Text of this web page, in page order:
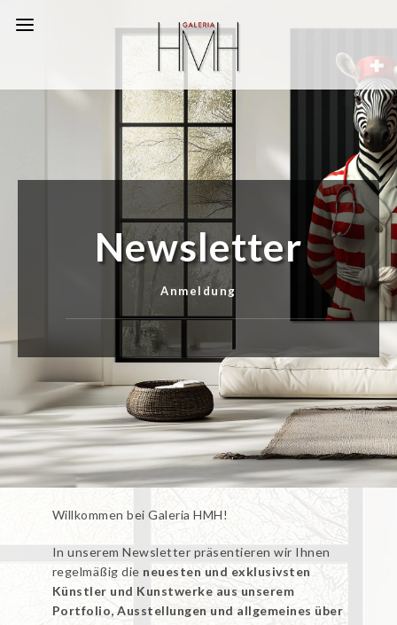
Newsletter
Anmeldung
Willkommen bei Galeria HMH!
In unserem Newsletter präsentieren wir Ihnen
regelmäßig die neuesten und exklusivsten
Künstler und Kunstwerke aus unserem
Portfolio, Ausstellungen und allgemeines über